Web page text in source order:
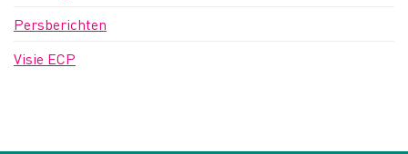
Persberichten
Visie ECP